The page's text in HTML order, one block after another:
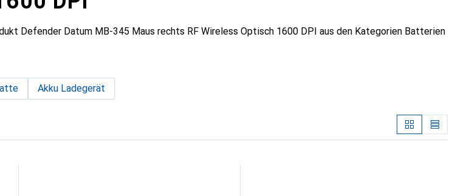
Defender Datum MB-345 Maus rechts RF Wireless Optisch 1600 DPI aus den Kategorien Batterien
Akku Ladegerät